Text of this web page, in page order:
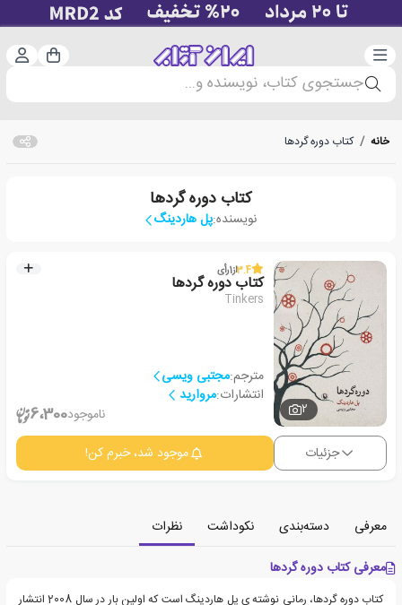
دسته‌بندی سبد
جستجوی کتاب، نویسنده و...
خانه / کتاب دوره گردها
کتاب دوره گردها
نویسنده:پل هاردینگ
2
3.4از1رأی
کتاب دوره گردها
Tinkers
مترجم:مجتبی ویسی
انتشارات:مروارید
ناموجود6،300
جزئیات موجود شد، خبرم کن!
معرفی دسته‌بندی نکوداشت
نظرات
معرفی کتاب دوره گردها
کتاب دوره گردها، رمانی نوشته ی پل هاردینگ است که اولین بار در سال 2008 انتشار